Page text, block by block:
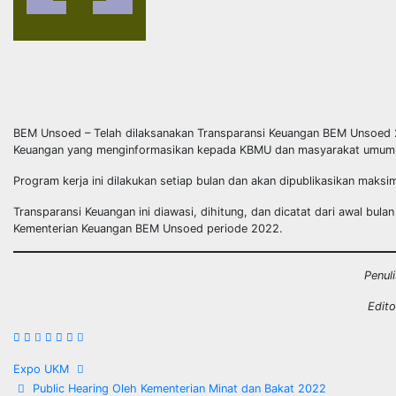
BEM Unsoed – Telah dilaksanakan Transparansi Keuangan BEM
Keuangan yang menginformasikan kepada KBMU dan masyarakat
Program kerja ini dilakukan setiap bulan dan akan dipublikasikan
Transparansi Keuangan ini diawasi, dihitung, dan dicatat dari awal
Kementerian Keuangan BEM Unsoed periode 2022.
Navigasi
Expo UKM
Public Hearing Oleh Kementerian Minat dan Bakat 2022